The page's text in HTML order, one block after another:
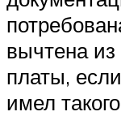
вычтена из
платы,
имел